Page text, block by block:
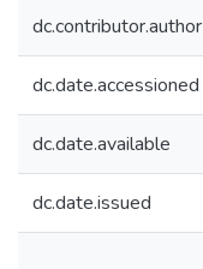
dc.contributor.author
dc.date.accessioned
dc.date.available
dc.date.issued